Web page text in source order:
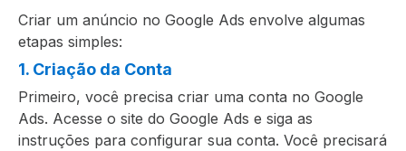
Criar um anúncio no Google Ads envolve algumas
etapas simples:
1. Criação da Conta
Primeiro, você precisa criar uma conta no Google
Ads. Acesse o site do Google Ads e siga as
instruções para configurar sua conta. Você precisará